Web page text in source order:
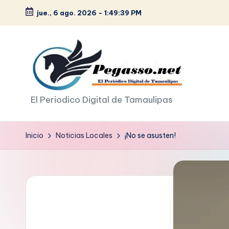
Saltar
contenido
jue., 6 ago. 2026 - 1:49:41 PM
p
e
g
El Periodico Digital de Tamaulipas
Inicio Noticias Locales ¡No se asusten!